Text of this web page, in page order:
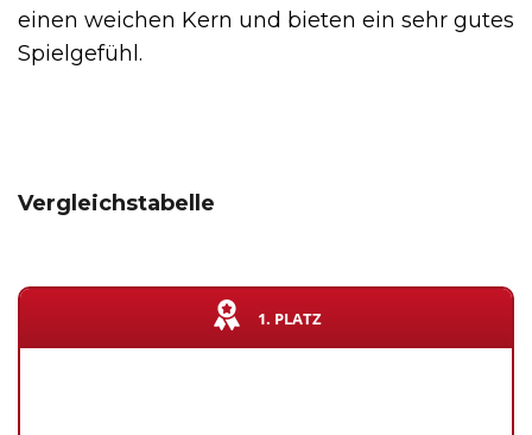
einen weichen Kern und bieten ein sehr gutes
Spielgefühl.
Vergleichstabelle
1. PLATZ